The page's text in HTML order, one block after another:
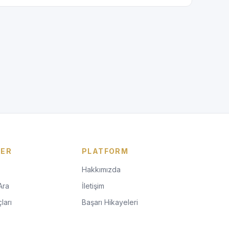
PLATFORM
Hakkımızda
İletişim
Başarı Hikayeleri